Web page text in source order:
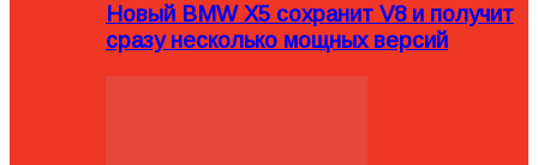
Новый BMW X5 сохранит V8 и получит
сразу несколько мощных версий